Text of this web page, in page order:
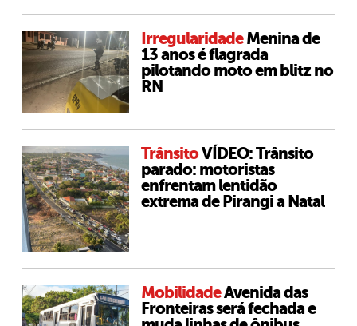
IrregularidadeMenina de
13 anos é flagrada
pilotando moto em blitz no
RN
TrânsitoVÍDEO: Trânsito
parado: motoristas
enfrentam lentidão
extrema de Pirangi a Natal
MobilidadeAvenida das
Fronteiras será fechada e